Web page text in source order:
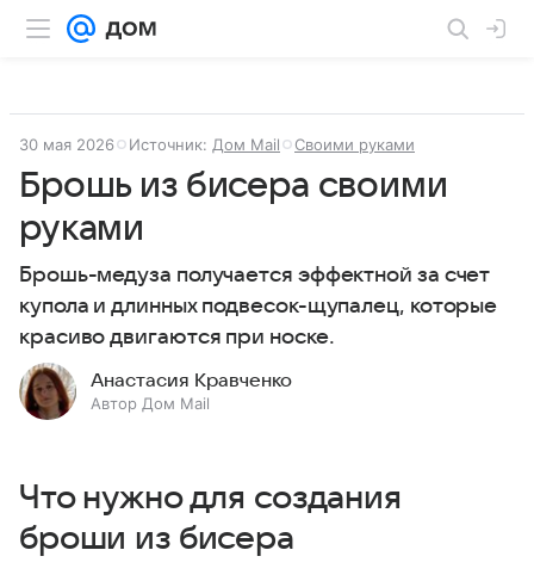
30 мая 2026 Источник: Дом Mail Своими руками
Брошь из бисера своими
руками
Брошь-медуза получается эффектной за счет
купола и длинных подвесок-щупалец, которые
красиво двигаются при носке.
Анастасия Кравченко
Автор Дом Mail
Что нужно для создания
броши из бисера